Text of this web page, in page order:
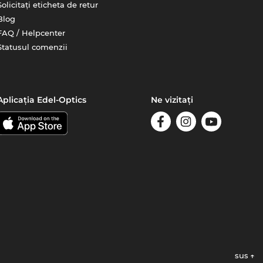
eticheta de retur
/ Helpcenter
comenzii
Edel-Optics Ne vizitați
sus